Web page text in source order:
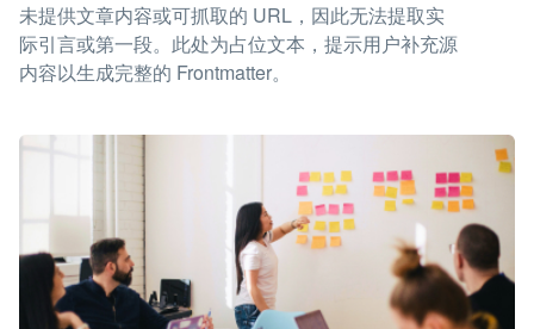
未提供文章内容或可抓取的 URL，因此无法提取实
际引言或第一段。此处为占位文本，提示用户补充源
内容以生成完整的 Frontmatter。